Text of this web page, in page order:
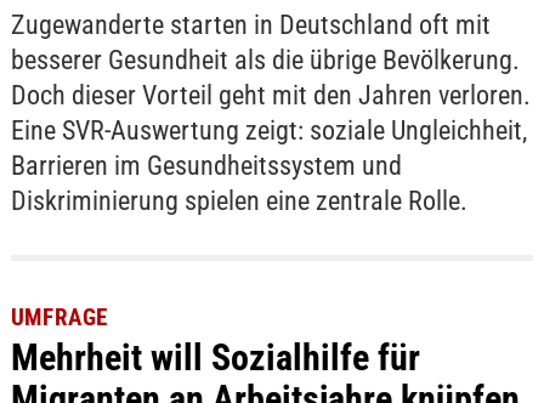
Zugewanderte starten in Deutschland oft mit
besserer Gesundheit als die übrige Bevölkerung.
Doch dieser Vorteil geht mit den Jahren verloren.
Eine SVR-Auswertung zeigt: soziale Ungleichheit,
Barrieren im Gesundheitssystem und
Diskriminierung spielen eine zentrale Rolle.
UMFRAGE
Mehrheit will Sozialhilfe für